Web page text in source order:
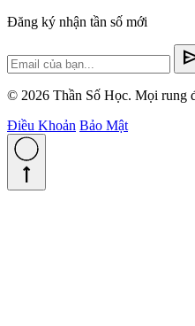
Đăng ký nhận tần số mới
© 2026 Thần Số Học. Mọi rung
Điều Khoản Bảo Mật
straight